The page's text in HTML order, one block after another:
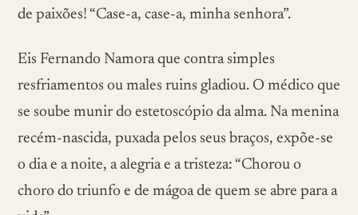
de paixões! “Case-a, case-a, minha senhora”.
Eis Fernando Namora que contra simples
resfriamentos ou males ruins gladiou. O médico que
se soube munir do estetoscópio da alma. Na menina
recém-nascida, puxada pelos seus braços, expõe-se
o dia e a noite, a alegria e a tristeza: “Chorou o
choro do triunfo e de mágoa de quem se abre para a